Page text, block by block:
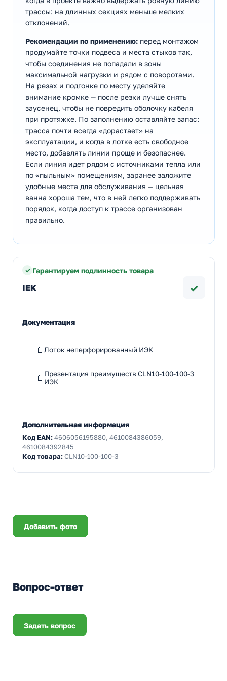
трассы: на длинных секциях меньше мелких
отклонений.
Рекомендации по применению: перед монтажом
продумайте точки подвеса и места стыков так,
чтобы соединения не попадали в зоны
максимальной нагрузки и рядом с поворотами.
На резах и подгонке по месту уделяйте
внимание кромке — после резки лучше снять
заусенец, чтобы не повредить оболочку кабеля
при протяжке. По заполнению оставляйте запас:
трасса почти всегда «дорастает» на
эксплуатации, и когда в лотке есть свободное
место, добавлять линии проще и безопаснее.
Если линия идет рядом с источниками тепла или
по «пыльным» помещениям, заранее заложите
удобные места для обслуживания — цельная
ванна хороша тем, что в ней легко поддерживать
порядок, когда доступ к трассе организован
правильно.
Гарантируем подлинность товара
IEK ✓
Документация
Лоток неперфорированный ИЭК
Презентация преимуществ CLN10-100-100-3
ИЭК
Дополнительная информация
Код EAN:4606056195880, 4610084386059,
4610084392845
Код товара:CLN10-100-100-3
Добавить фото
Вопрос-ответ
Задать вопрос